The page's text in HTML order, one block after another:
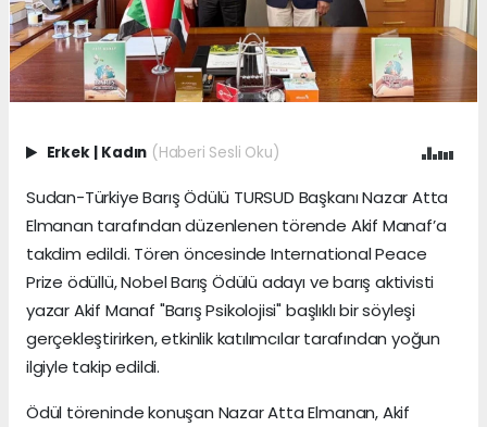
Erkek | Kadın (Haberi Sesli Oku)
Sudan-Türkiye Barış Ödülü TURSUD Başkanı Nazar Atta
Elmanan tarafından düzenlenen törende Akif Manaf’a
takdim edildi. Tören öncesinde International Peace
Prize ödüllü, Nobel Barış Ödülü adayı ve barış aktivisti
yazar Akif Manaf "Barış Psikolojisi" başlıklı bir söyleşi
gerçekleştirirken, etkinlik katılımcılar tarafından yoğun
ilgiyle takip edildi.
Ödül töreninde konuşan Nazar Atta Elmanan, Akif